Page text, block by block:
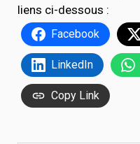
liens ci-dessous :
Facebook
LinkedIn
Copy Link